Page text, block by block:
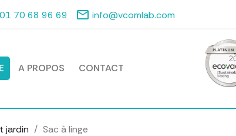
01 70 68 96 69 mail_outline info@vcomlab.com
A PROPOS CONTACT
jardin Sac à linge